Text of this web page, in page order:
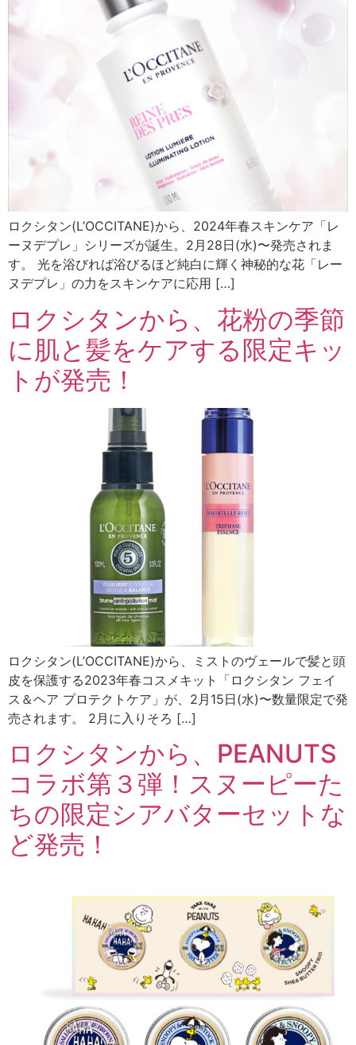
ロクシタン(L’OCCITANE)から、2024年春スキンケア「レ
ーヌデプレ」シリーズが誕生。2月28日(水)〜発売されま
す。 光を浴びれば浴びるほど純白に輝く神秘的な花「レー
ヌデプレ」の力をスキンケアに応用 […]
ロクシタンから、花粉の季節
に肌と髪をケアする限定キッ
トが発売！
ロクシタン(L’OCCITANE)から、ミストのヴェールで髪と頭
皮を保護する2023年春コスメキット「ロクシタン フェイ
ス＆ヘア プロテクトケア」が、2月15日(水)〜数量限定で発
売されます。 2月に入りそろ […]
ロクシタンから、PEANUTS
コラボ第３弾！スヌーピーた
ちの限定シアバターセットな
ど発売！